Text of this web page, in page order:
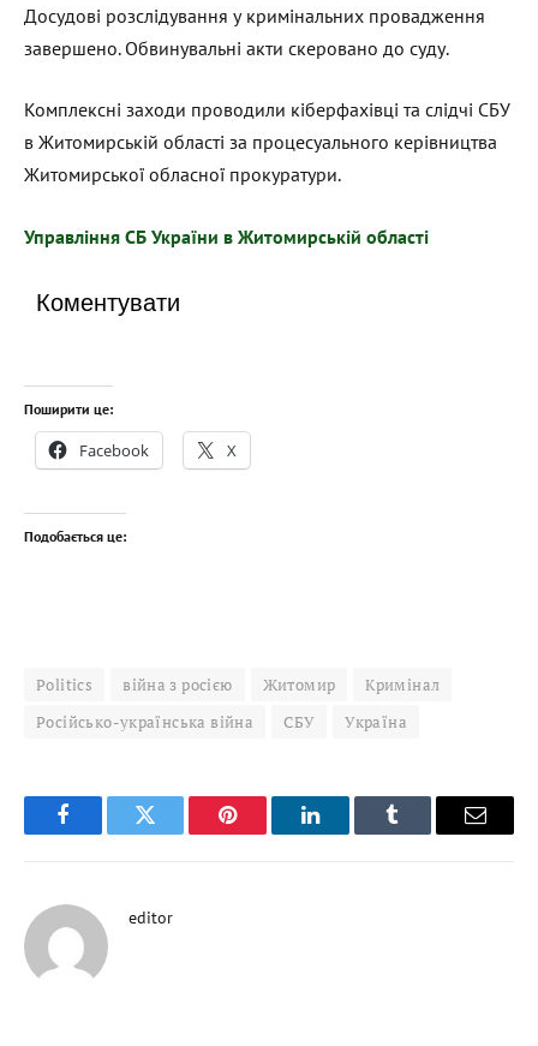
Досудові розслідування у кримінальних провадження
завершено. Обвинувальні акти скеровано до суду.
Комплексні заходи проводили кіберфахівці та слідчі СБУ
в Житомирській області за процесуального керівництва
Житомирської обласної прокуратури.
Управління СБ України в Житомирській області
Коментувати
Поширити це:
Facebook X
Подобається це:
Politics війна з росією Житомир
Кримінал
Російсько-українська війна
СБУ Україна
FacebookTwitter Pinterest LinkedInTumblr Email
editor